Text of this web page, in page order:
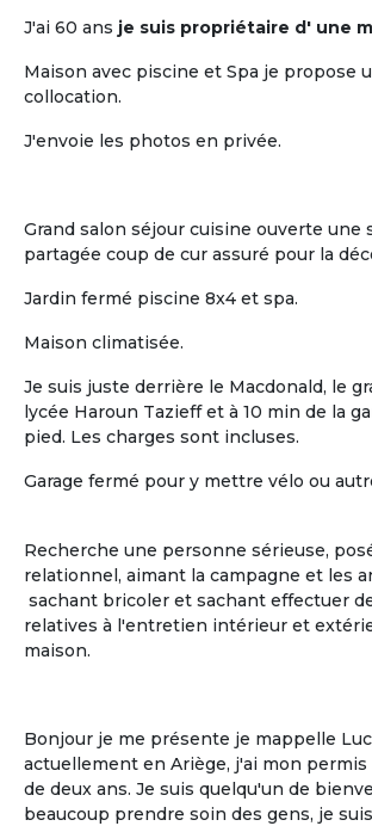
J'ai 60 ans je suis propriétaire d' une
Maison avec piscine et Spa je propose
collocation.
J'envoie les photos en privée.
Grand salon séjour cuisine ouverte une
partagée coup de cur assuré pour la
Jardin fermé piscine 8x4 et spa.
Maison climatisée.
Je suis juste derrière le Macdonald, le
lycée Haroun Tazieff et à 10 min de la
pied. Les charges sont incluses.
Garage fermé pour y mettre vélo ou
Recherche une personne sérieuse,
relationnel, aimant la campagne et les
sachant bricoler et sachant effectuer
relatives à l'entretien intérieur et
maison.
Bonjour je me présente je mappelle
actuellement en Ariège, j'ai mon
de deux ans. Je suis quelqu'un de
beaucoup prendre soin des gens, je
L'humain
sein d'un habitat groupé à
La gestion libre